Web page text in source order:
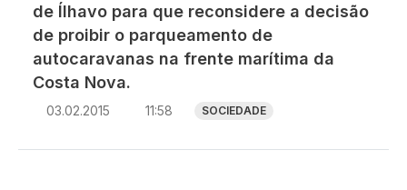
de Ílhavo para que reconsidere a decisão
de proibir o parqueamento de
autocaravanas na frente marítima da
Costa Nova.
03.02.2015 11:58 SOCIEDADE